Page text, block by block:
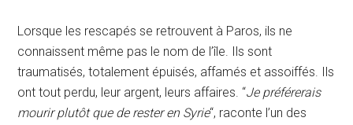
Lorsque les rescapés se retrouvent à Paros, ils ne
connaissent même pas le nom de l’île. Ils sont
traumatisés, totalement épuisés, affamés et assoiffés. Ils
ont tout perdu, leur argent, leurs affaires. “Je préférerais
mourir plutôt que de rester en Syrie“, raconte l’un des